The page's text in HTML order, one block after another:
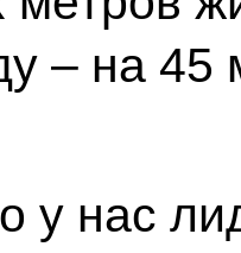
– на
у нас